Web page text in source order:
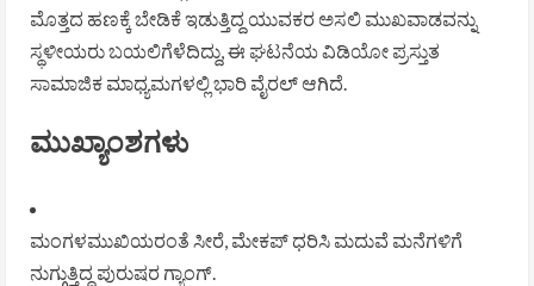
ಮೊತ್ತದ ಹಣಕ್ಕೆ ಬೇಡಿಕೆ ಇಡುತ್ತಿದ್ದ ಯುವಕರ ಅಸಲಿ ಮುಖವಾಡವನ್ನು
ಸ್ಥಳೀಯರು ಬಯಲಿಗೆಳೆದಿದ್ದು, ಈ ಘಟನೆಯ ವಿಡಿಯೋ ಪ್ರಸ್ತುತ
ಸಾಮಾಜಿಕ ಮಾಧ್ಯಮಗಳಲ್ಲಿ ಭಾರಿ ವೈರಲ್ ಆಗಿದೆ.
ಮುಖ್ಯಾಂಶಗಳು
ಮಂಗಳಮುಖಿಯರಂತೆ ಸೀರೆ, ಮೇಕಪ್ ಧರಿಸಿ ಮದುವೆ ಮನೆಗಳಿಗೆ
ನುಗ್ಗುತ್ತಿದ್ದ ಪುರುಷರ ಗ್ಯಾಂಗ್.